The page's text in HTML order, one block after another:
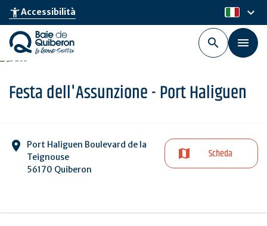
Skip
main
content
accessibility_newAccessibilità it
keyboard_arrow_down
Festa dell'Assunzione - Port Haliguen
Port Haliguen Boulevard de la
Teignouse
56170 Quiberon
Scheda